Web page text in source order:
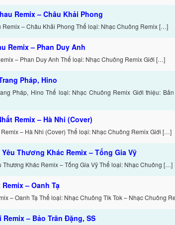
Remix – Châu Khải Phong
– Châu Khải Phong Thể loại: Nhạc Chuông Remix […]
Remix – Phan Duy Anh
– Phan Duy Anh Thể loại: Nhạc Chuông Remix Giới […]
Pháp, Hino
Pháp, Hino Thể loại: Nhạc Chuông Remix Giới thiệu: Bản
Remix – Hà Nhi (Cover)
– Hà Nhi (Cover) Thể loại: Nhạc Chuông Remix Giới […]
Thương Khác Remix – Tống Gia Vỹ
Thương Khác Remix – Tống Gia Vỹ Thể loại: Nhạc Chuông […]
– Oanh Tạ
– Oanh Tạ Thể loại: Nhạc Chuông Tik Tok – Nhạc Chuông
– Bảo Trân Đặng, SS